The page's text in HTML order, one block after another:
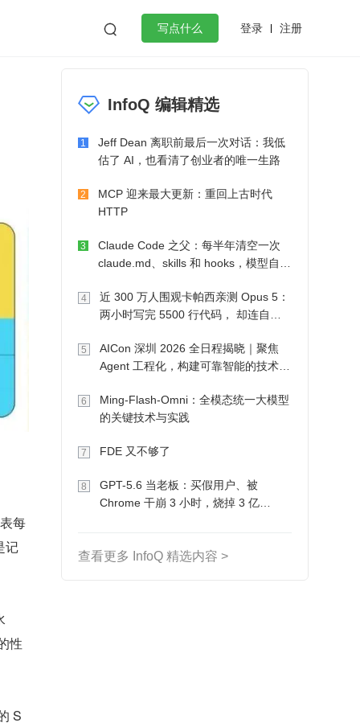
 写点什么 登录 注册
微服务架构 flutter
每
记
性
S
InfoQ 编辑精选
1
Jeff Dean 离职前最后一次对话：我低
估了 AI，也看清了创业者的唯一生路
2
MCP 迎来最大更新：重回上古时代
HTTP
3
Claude Code 之父：每半年清空一次
claude.md、skills 和 hooks，模型自己
4
近 300 万人围观卡帕西亲测 Opus 5：
两小时写完 5500 行代码， 却连自己
5
AICon 深圳 2026 全日程揭晓｜聚焦
Agent 工程化，构建可靠智能的技术路
6
Ming-Flash-Omni：全模态统一大模型
的关键技术与实践
7 FDE 又不够了
8
GPT-5.6 当老板：买假用户、被
Chrome 干崩 3 小时，烧掉 3 亿
查看更多 InfoQ 精选内容 >